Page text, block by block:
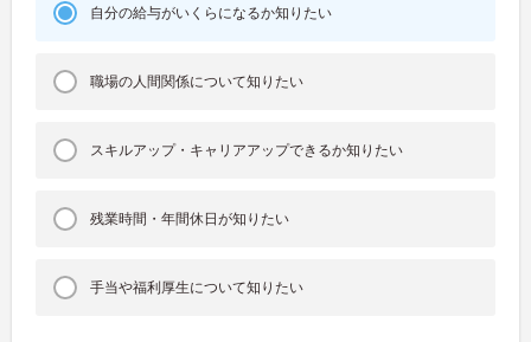
自分の給与がいくらになるか知りたい
職場の人間関係について知りたい
スキルアップ・キャリアアップできるか知りたい
残業時間・年間休日が知りたい
手当や福利厚生について知りたい